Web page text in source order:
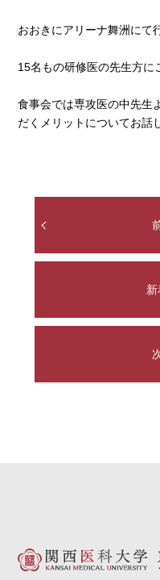
おおきにアリーナ舞洲にて
15名もの研修医の先生方に
食事会では専攻医の中先生
だくメリットについてお話